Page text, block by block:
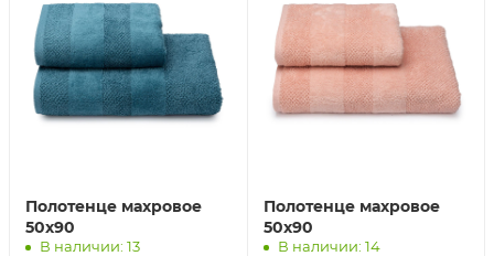
Полотенце махровое
50х90
В наличии: 13
Полотенце махровое
50х90
В наличии: 14